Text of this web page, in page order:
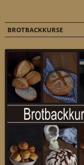
BROTBACKKURSE